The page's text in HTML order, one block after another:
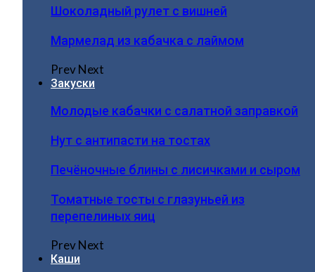
Шоколадный рулет с вишней
Мармелад из кабачка с лаймом
PrevNext
Закуски
Молодые кабачки с салатной заправкой
Нут с антипасти на тостах
Печёночные блины с лисичками и сыром
Томатные тосты с глазуньей из
перепелиных яиц
PrevNext
Каши